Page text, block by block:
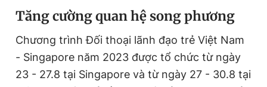
Tăng cường quan hệ song phương
Chương trình Đối thoại lãnh đạo trẻ Việt Nam
- Singapore năm 2023 được tổ chức từ ngày
23 - 27.8 tại Singapore và từ ngày 27 - 30.8 tại